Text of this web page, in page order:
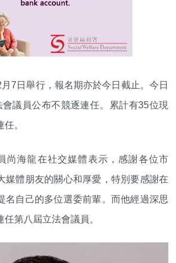
7日舉行，報名期亦於今日截止。今日
議員公布不競逐連任。累計有35位現
。
尚海龍在社交媒體表示，感謝各位市
媒體朋友的關心和厚愛，特別要感謝在
名自己的多位選委前輩。而他經過深思
第八屆立法會議員。